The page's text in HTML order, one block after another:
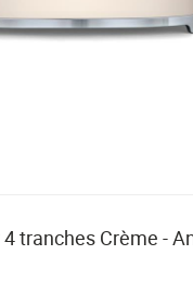
tranches Crème -